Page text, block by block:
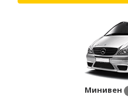
Минивен